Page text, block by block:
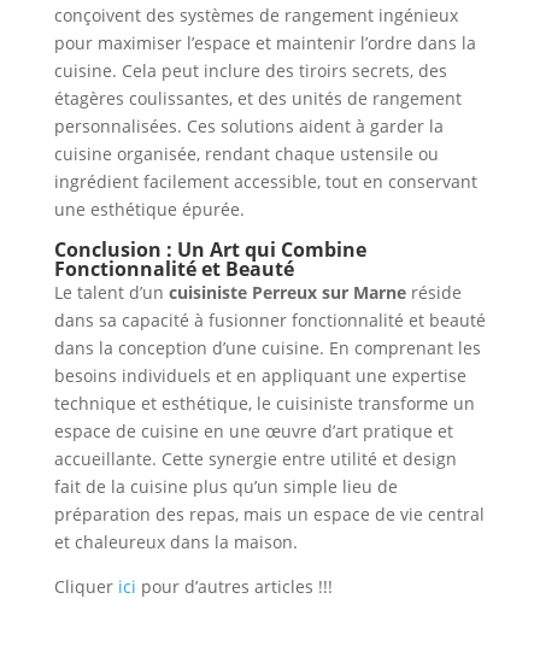
conçoivent des systèmes de rangement ingénieux
pour maximiser l’espace et maintenir l’ordre dans la
cuisine. Cela peut inclure des tiroirs secrets, des
étagères coulissantes, et des unités de rangement
personnalisées. Ces solutions aident à garder la
cuisine organisée, rendant chaque ustensile ou
ingrédient facilement accessible, tout en conservant
une esthétique épurée.
Conclusion : Un Art qui Combine
Fonctionnalité et Beauté
Le talent d’un cuisiniste Perreux sur Marneréside
dans sa capacité à fusionner fonctionnalité et beauté
dans la conception d’une cuisine. En comprenant les
besoins individuels et en appliquant une expertise
technique et esthétique, le cuisiniste transforme un
espace de cuisine en une œuvre d’art pratique et
accueillante. Cette synergie entre utilité et design
fait de la cuisine plus qu’un simple lieu de
préparation des repas, mais un espace de vie central
et chaleureux dans la maison.
Cliquer ici pour d’autres articles !!!